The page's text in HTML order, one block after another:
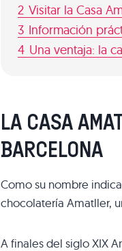
2 Visitar la Casa
3 Información
4 Una ventaja: la
LA CASA
BARCELONA
Como su nombre
chocolatería Amatller,
A finales del siglo XIX